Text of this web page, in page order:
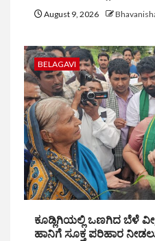
August 9, 2026
BELAGAVI
ಕೂಡ್ಲಿಗಿಯಲ್ಲಿ ಒಣಗಿದ ಬೆಳೆ
ಹಾನಿಗೆ ಸೂಕ್ತ ಪರಿಹಾರ